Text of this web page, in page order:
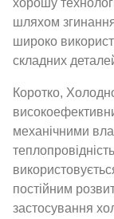
шляхом
широко
складних
Коротко,
механічними
постійним
застосування